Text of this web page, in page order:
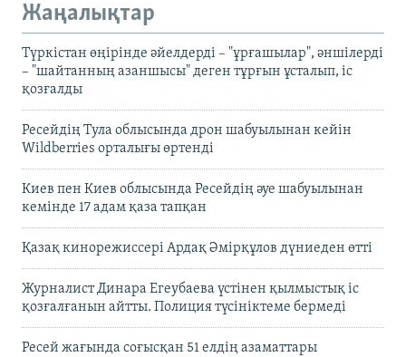
Жаңалықтар
Түркістан өңірінде әйелдерді – "ұрғашылар", әншілерді
– "шайтанның азаншысы" деген тұрғын ұсталып, іс
қозғалды
Ресейдің Тула облысында дрон шабуылынан кейін
Wildberries орталығы өртенді
Киев пен Киев облысында Ресейдің әуе шабуылынан
кемінде 17 адам қаза тапқан
Қазақ кинорежиссері Ардақ Әмірқұлов дүниеден өтті
Журналист Динара Егеубаева үстінен қылмыстық іс
қозғалғанын айтты. Полиция түсініктеме бермеді
Ресей жағында соғысқан 51 елдің азаматтары